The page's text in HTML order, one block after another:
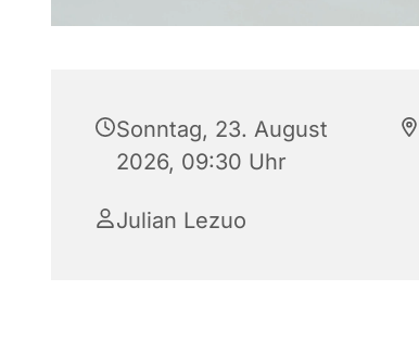
Sonntag, 23. August
2026, 09:30 Uhr
Julian Lezuo